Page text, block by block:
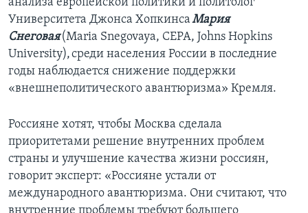
анализа европейской политики и политолог
Университета Джонса ХопкинсаМария
Снеговая(Maria Snegovaya, CEPA, Johns Hopkins
University), среди населения России в последние
годы наблюдается снижение поддержки
«внешнеполитического авантюризма» Кремля.
Россияне хотят, чтобы Москва сделала
приоритетами решение внутренних проблем
страны и улучшение качества жизни россиян,
говорит эксперт: «Россияне устали от
международного авантюризма. Они считают, что